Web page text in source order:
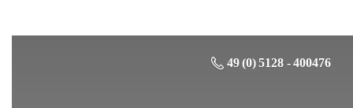
49 (0) 5128 - 400476